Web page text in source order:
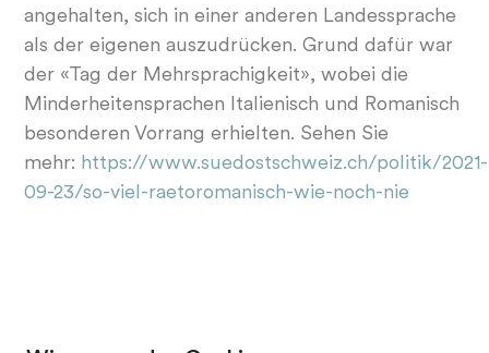
angehalten, sich in einer anderen Landessprache
als der eigenen auszudrücken. Grund dafür war
der «Tag der Mehrsprachigkeit», wobei die
Minderheitensprachen Italienisch und Romanisch
besonderen Vorrang erhielten. Sehen Sie
mehr: https://www.suedostschweiz.ch/politik/2021-
09-23/so-viel-raetoromanisch-wie-noch-nie